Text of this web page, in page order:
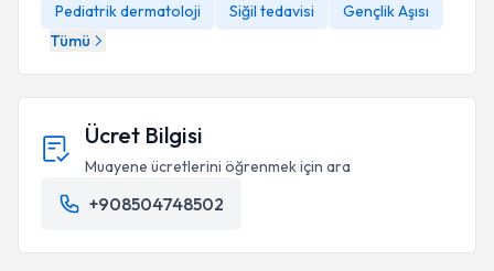
Pediatrik dermatoloji
Siğil tedavisi
Gençlik Aşısı
Tümü
Ücret Bilgisi
Muayene ücretlerini öğrenmek için ara
+908504748502